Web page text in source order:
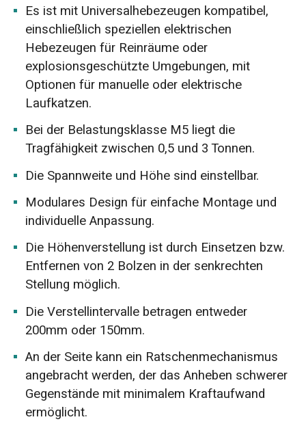
Es ist mit Universalhebezeugen kompatibel,
einschließlich speziellen elektrischen
Hebezeugen für Reinräume oder
explosionsgeschützte Umgebungen, mit
Optionen für manuelle oder elektrische
Laufkatzen.
Bei der Belastungsklasse M5 liegt die
Tragfähigkeit zwischen 0,5 und 3 Tonnen.
Die Spannweite und Höhe sind einstellbar.
Modulares Design für einfache Montage und
individuelle Anpassung.
Die Höhenverstellung ist durch Einsetzen bzw.
Entfernen von 2 Bolzen in der senkrechten
Stellung möglich.
Die Verstellintervalle betragen entweder
200mm oder 150mm.
An der Seite kann ein Ratschenmechanismus
angebracht werden, der das Anheben schwerer
Gegenstände mit minimalem Kraftaufwand
ermöglicht.